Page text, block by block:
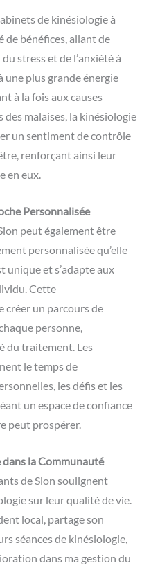
de kinésiologie à
bénéfices, allant de
stress et de l’anxiété à
une plus grande énergie
à la fois aux causes
malaises, la kinésiologie
un sentiment de contrôle
renforçant ainsi leur
en eux.
Personnalisée
peut également être
personnalisée qu’elle
unique et s’adapte aux
Cette
créer un parcours de
personne,
du traitement. Les
le temps de
les défis et les
un espace de confiance
peut prospérer.
dans la Communauté
de Sion soulignent
sur leur qualité de vie.
local, partage son
séances de kinésiologie,
dans ma gestion du